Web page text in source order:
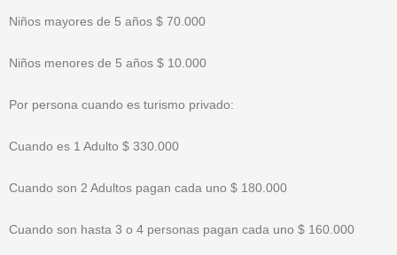
Niños mayores de 5 años $ 70.000
Niños menores de 5 años $ 10.000
Por persona cuando es turismo privado:
Cuando es 1 Adulto $ 330.000
Cuando son 2 Adultos pagan cada uno $ 180.000
Cuando son hasta 3 o 4 personas pagan cada uno $ 160.000